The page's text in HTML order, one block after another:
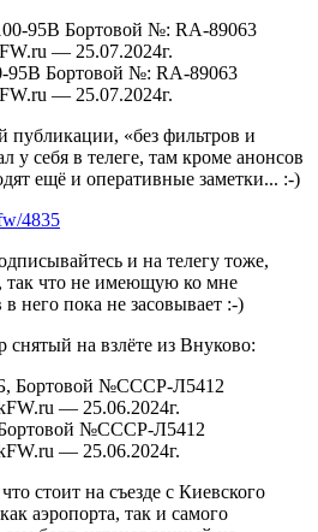
95B Бортовой №: RA-89063
— 25.07.2024г.
публикации, «без фильтров и
у себя в телеге, там кроме анонсов
ещё и оперативные заметки... :-)
4835
и на телегу тоже,
так что не имеющую ко мне
него пока не засовывает :-)
снятый на взлёте из Внуково:
№СССР-Л5412
— 25.06.2024г.
стоит на съезде с Киевского
аэропорта, так и самого